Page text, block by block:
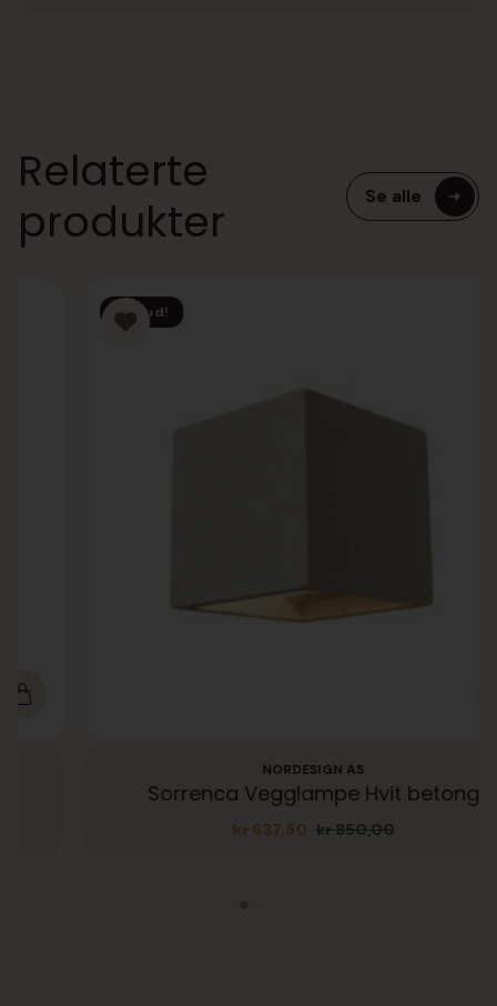
Relaterte
produkter
Se alle
Tilbud!
NORDESIGN AS
Sorrenca Vegglampe Hvit betong
kr850,00
Opprinnelig
637,50 Nåværende